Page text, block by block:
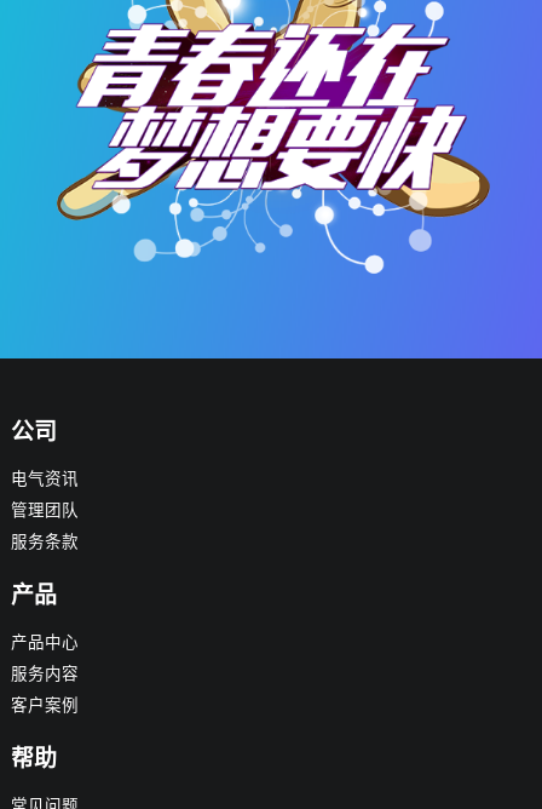
公司
电气资讯
管理团队
服务条款
产品
产品中心
服务内容
客户案例
帮助